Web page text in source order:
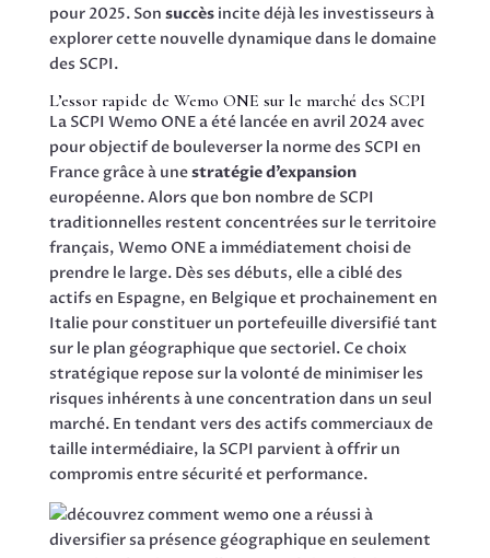
pour 2025. Son succèsincite déjà les investisseurs à
explorer cette nouvelle dynamique dans le domaine
des SCPI.
L’essor rapide de Wemo ONE sur le marché des SCPI
La SCPI Wemo ONE a été lancée en avril 2024 avec
pour objectif de bouleverser la norme des SCPI en
France grâce à unestratégie d’expansion
européenne. Alors que bon nombre de SCPI
traditionnelles restent concentrées sur le territoire
français, Wemo ONE a immédiatement choisi de
prendre le large. Dès ses débuts, elle a ciblé des
actifs en Espagne, en Belgique et prochainement en
Italie pour constituer un portefeuille diversifié tant
sur le plan géographique que sectoriel. Ce choix
stratégique repose sur la volonté de minimiser les
risques inhérents à une concentration dans un seul
marché. En tendant vers des actifs commerciaux de
taille intermédiaire, la SCPI parvient à offrir un
compromis entre sécurité et performance.